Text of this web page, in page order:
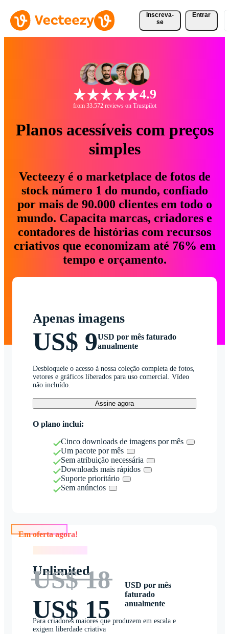
Inscreva-
se
Entrar
4.9
from 33.572 reviews on Trustpilot
Planos acessíveis com preços
simples
Vecteezy é o marketplace de fotos de
stock número 1 do mundo, confiado
por mais de 90.000 clientes em todo o
mundo. Capacita marcas, criadores e
contadores de histórias com recursos
criativos que economizam até 76% em
tempo e orçamento.
Apenas imagens
US$ 9USD por mês faturado
anualmente
Desbloqueie o acesso à nossa coleção completa de fotos,
vetores e gráficos liberados para uso comercial. Vídeo
não incluído.
Assine agora
O plano inclui:
Cinco downloads de imagens por mês
Um pacote por mês
Sem atribuição necessária
Downloads mais rápidos
Suporte prioritário
Sem anúncios
Unlimited
US$ 18
US$ 15
USD por mês
faturado
anualmente
Para criadores maiores que produzem em escala e
exigem liberdade criativa